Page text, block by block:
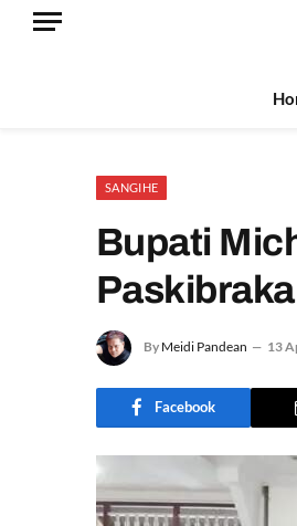
SANGIHE
Bupati
By Meidi Pandean 13
Facebook